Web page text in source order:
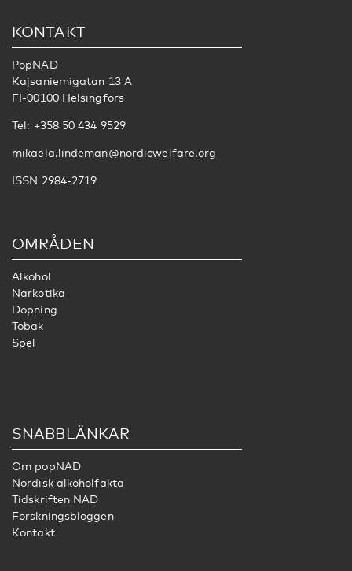
KONTAKT
PopNAD
Kajsaniemigatan 13 A
FI-00100 Helsingfors
Tel: +358 50 434 9529
mikaela.lindeman@nordicwelfare.org
ISSN 2984-2719
OMRÅDEN
Alkohol
Narkotika
Dopning
Tobak
Spel
SNABBLÄNKAR
Om popNAD
Nordisk alkoholfakta
Tidskriften NAD
Forskningsbloggen
Kontakt